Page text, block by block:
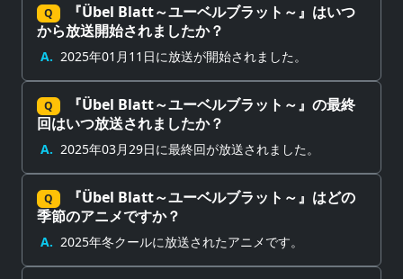
Q
『Übel Blatt～ユーベルブラット～』はいつ
から放送開始されましたか？
A. 2025年01月11日に放送が開始されました。
Q
『Übel Blatt～ユーベルブラット～』の最終
回はいつ放送されましたか？
A. 2025年03月29日に最終回が放送されました。
Q
『Übel Blatt～ユーベルブラット～』はどの
季節のアニメですか？
A. 2025年冬クールに放送されたアニメです。